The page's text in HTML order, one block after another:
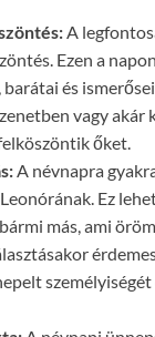
A
Ezen a
és
vagy akár
őket.
A névnapra
Ez
más, ami